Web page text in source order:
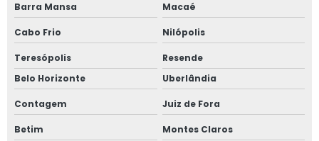
Nitreto de silício
Peças em grafite
Rotor grafite
Barra Mansa Macaé
Cabo Frio Nilópolis
Teresópolis
Resende
Belo Horizonte
Uberlândia
Contagem Juiz de Fora
Betim Montes Claros